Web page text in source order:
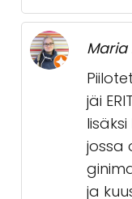
Maria
jäi
jossa
ja